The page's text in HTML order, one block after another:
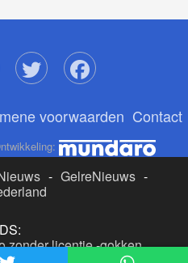
voorwaarden Contact
- GelreNieuws -
zonder licentie-gokken